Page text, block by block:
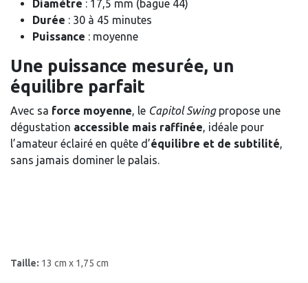
Diamètre : 17,5 mm (bague 44)
Durée : 30 à 45 minutes
Puissance : moyenne
Une puissance mesurée, un
équilibre parfait
Avec sa force moyenne, le Capitol Swingpropose une
dégustation accessible mais raffinée, idéale pour
l’amateur éclairé en quête d’équilibre et de subtilité,
sans jamais dominer le palais.
Taille: 13 cm x 1,75 cm